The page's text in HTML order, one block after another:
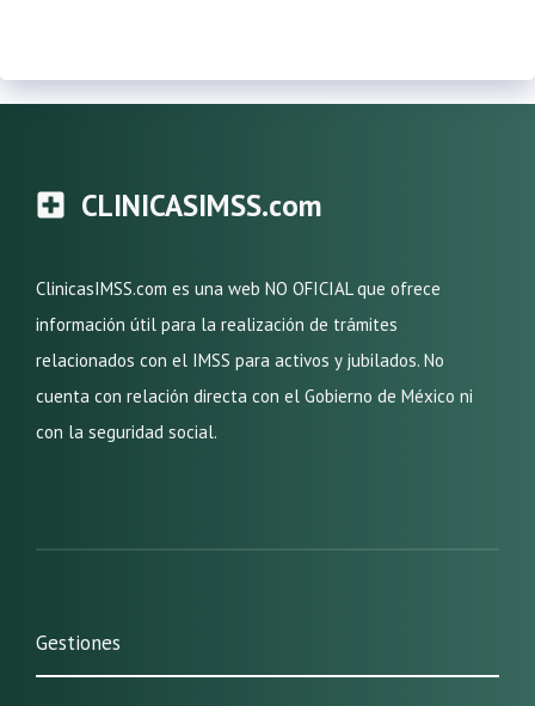
CLINICASIMSS.com
ClinicasIMSS.com es una web NO OFICIAL que ofrece
información útil para la realización de trámites
relacionados con el IMSS para activos y jubilados. No
cuenta con relación directa con el Gobierno de México ni
con la seguridad social.
Gestiones